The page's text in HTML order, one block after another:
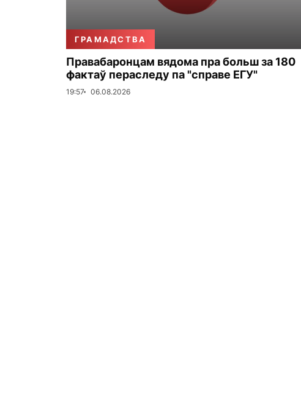
ГРАМАДСТВА
Правабаронцам вядома пра больш за 180
фактаў пераследу па "справе ЕГУ"
19:57 06.08.2026